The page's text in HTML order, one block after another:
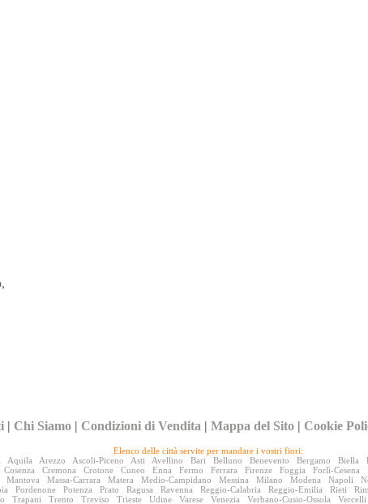
| Chi Siamo | Condizioni di Vendita |Mappa del Sito | Cookie
Elenco delle città servite per mandare i vostri fiori:
Aquila Arezzo Ascoli-Piceno Asti Avellino Bari Belluno Benevento Bergamo Biella
Cosenza Cremona Crotone Cuneo Enna Fermo Ferrara Firenze Foggia Forlì-Cesena
Mantova Massa-Carrara Matera Medio-Campidano Messina Milano Modena Napoli
Pordenone Potenza Prato Ragusa Ravenna Reggio-Calabria Reggio-Emilia Rieti
Trapani Trento Treviso Trieste Udine Varese Venezia Verbano-Cusio-Ossola Vercelli